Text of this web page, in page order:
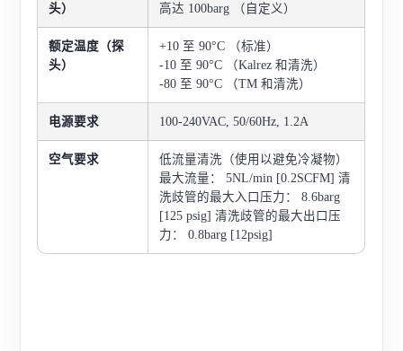
头）
高达 100barg （自定义）
额定温度（探
头）
+10 至 90°C （标准）
-10 至 90°C （Kalrez 和清洗）
-80 至 90°C （TM 和清洗）
电源要求 100-240VAC, 50/60Hz, 1.2A
空气要求
低流量清洗（使用以避免冷凝物）
最大流量： 5NL/min [0.2SCFM] 清
洗歧管的最大入口压力： 8.6barg
[125 psig] 清洗歧管的最大出口压
力： 0.8barg [12psig]